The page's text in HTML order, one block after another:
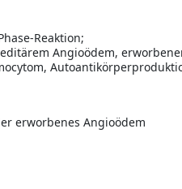
Reaktion;
Angioödem,
erworbenes Angioödem